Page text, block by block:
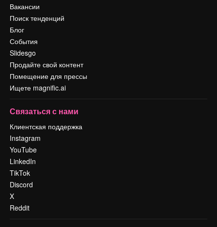
Вакансии
Поиск тенденций
Блог
События
Slidesgo
Продайте свой контент
Помещение для прессы
Ищете magnific.ai
Связаться с нами
Клиентская поддержка
Instagram
YouTube
LinkedIn
TikTok
Discord
X
Reddit